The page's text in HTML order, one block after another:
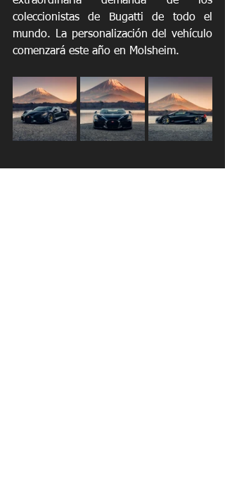
coleccionistas de Bugatti de todo el
mundo. La personalización del vehículo
comenzará este año en Molsheim.